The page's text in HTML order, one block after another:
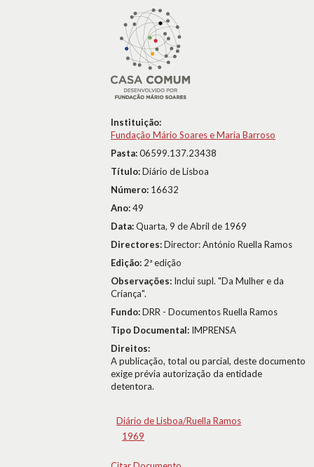
Instituição:
Fundação Mário Soares e Maria Barroso
Pasta:06599.137.23438
Título:Diário de Lisboa
Número: 16632
Ano:49
Data:Quarta, 9 de Abril de 1969
Directores:Director: António Ruella Ramos
Edição: 2ª edição
Observações: Inclui supl. "Da Mulher e da
Criança".
Fundo:DRR - Documentos Ruella Ramos
Tipo Documental: IMPRENSA
Direitos:
A publicação, total ou parcial, deste documento
exige prévia autorização da entidade
detentora.
Diário de Lisboa/Ruella Ramos
1969